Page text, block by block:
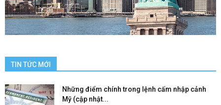
TIN TỨC MỚI
Những điểm chính trong lệnh cấm nhập cảnh
Mỹ (cập nhật...